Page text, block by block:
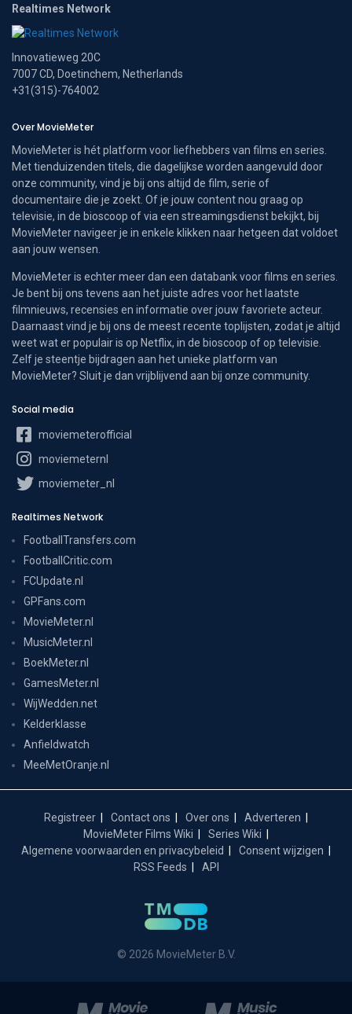
Realtimes Network
Innovatieweg 20C
7007 CD, Doetinchem, Netherlands
+31(315)-764002
Over MovieMeter
MovieMeter is hét platform voor liefhebbers van films en series.
Met tienduizenden titels, die dagelijkse worden aangevuld door
onze community, vind je bij ons altijd de film, serie of
documentaire die je zoekt. Of je jouw content nou graag op
televisie, in de bioscoop of via een streamingsdienst bekijkt, bij
MovieMeter navigeer je in enkele klikken naar hetgeen dat voldoet
aan jouw wensen.
MovieMeter is echter meer dan een databank voor films en series.
Je bent bij ons tevens aan het juiste adres voor het laatste
filmnieuws, recensies en informatie over jouw favoriete acteur.
Daarnaast vind je bij ons de meest recente toplijsten, zodat je altijd
weet wat er populair is op Netflix, in de bioscoop of op televisie.
Zelf je steentje bijdragen aan het unieke platform van
MovieMeter? Sluit je dan vrijblijvend aan bij onze community.
Social media
moviemeterofficial
moviemeternl
moviemeter_nl
Realtimes Network
FootballTransfers.com
FootballCritic.com
FCUpdate.nl
GPFans.com
MovieMeter.nl
MusicMeter.nl
BoekMeter.nl
GamesMeter.nl
WijWedden.net
Kelderklasse
Anfieldwatch
MeeMetOranje.nl
Registreer Contact ons Over ons
Adverteren
MovieMeter Films Wiki
Series Wiki
Algemene voorwaarden en privacybeleid
Consent wijzigen
RSS Feeds
API
© 2026 MovieMeter B.V.